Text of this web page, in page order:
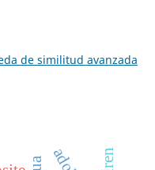
de similitud avanzada